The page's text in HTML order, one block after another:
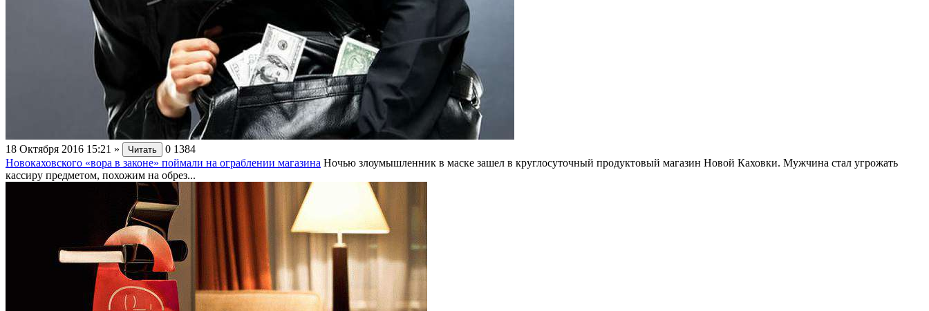
18 Октября 2016 15:21 » Читать 0 1384
Новокаховского «вора в законе» поймали на ограблении магазина Ночью злоумышленник в маске зашел в круглосуточный продуктовый магазин Новой Каховки. Мужчина стал угрожать
кассиру предметом, похожим на обрез...